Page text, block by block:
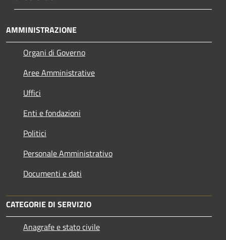
AMMINISTRAZIONE
Organi di Governo
Aree Amministrative
Uffici
Enti e fondazioni
Politici
Personale Amministrativo
Documenti e dati
CATEGORIE DI SERVIZIO
Anagrafe e stato civile